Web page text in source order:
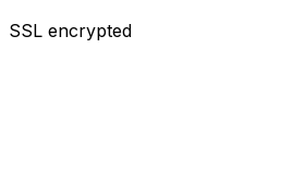
SSL encrypted